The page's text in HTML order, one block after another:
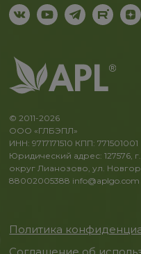
© 2011-2026
ООО «ГЛБЭПЛ»
ИНН: 9717171510 КПП: 771501001
Юридический адрес: 127576,
округ Лианозово, ул.
88002005388 info@aplgo.com
Политика